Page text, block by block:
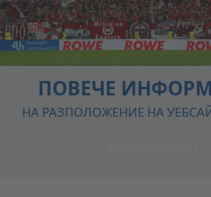
ПОВЕЧЕ
НА РАЗПОЛОЖЕНИЕ НА